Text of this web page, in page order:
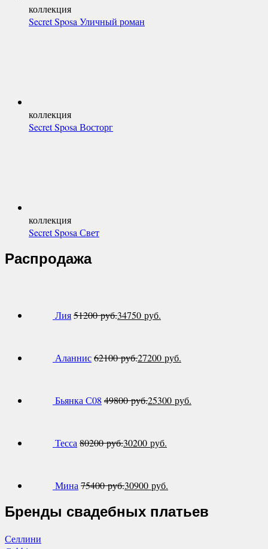
коллекция
Secret Sposa Уличный роман
коллекция
Secret Sposa Восторг
коллекция
Secret Sposa Свет
Распродажа
Лия51200руб.34750 руб.
Аланнис62100руб.27200 руб.
Бьянка С08 49800руб.25300 руб.
Тесса80200руб.30200 руб.
Мина75400руб.30900 руб.
Бренды свадебных платьев
Селлини